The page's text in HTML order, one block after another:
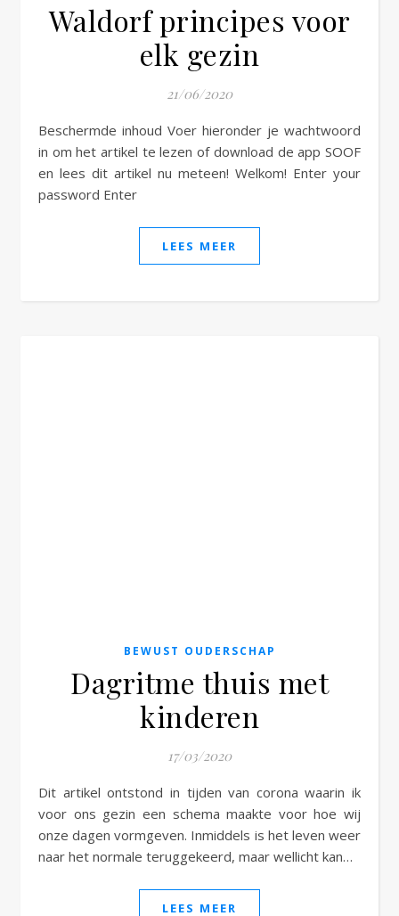
Waldorf principes voor
elk gezin
21/06/2020
Beschermde inhoud Voer hieronder je wachtwoord
in om het artikel te lezen of download de app SOOF
en lees dit artikel nu meteen! Welkom! Enter your
password Enter
LEES MEER
BEWUST OUDERSCHAP
Dagritme thuis met
kinderen
17/03/2020
Dit artikel ontstond in tijden van corona waarin ik
voor ons gezin een schema maakte voor hoe wij
onze dagen vormgeven. Inmiddels is het leven weer
naar het normale teruggekeerd, maar wellicht kan…
LEES MEER